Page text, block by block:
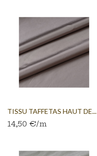
TISSU TAFFETAS HAUT DE...
14,50 €/m